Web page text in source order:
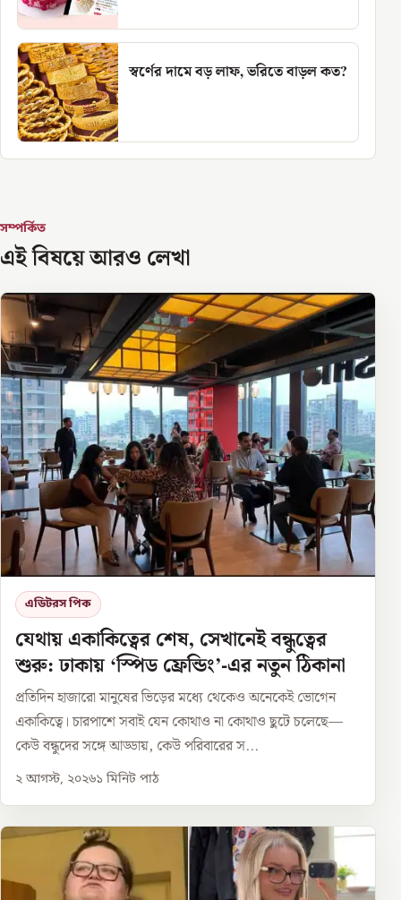
স্বর্ণের দামে বড় লাফ, ভরিতে বাড়ল কত?
সম্পর্কিত
এই বিষয়ে আরও লেখা
এডিটরস পিক
যেথায় একাকিত্বের শেষ, সেখানেই বন্ধুত্বের
শুরু: ঢাকায় ‘স্পিড ফ্রেন্ডিং’-এর নতুন ঠিকানা
প্রতিদিন হাজারো মানুষের ভিড়ের মধ্যে থেকেও অনেকেই ভোগেন
একাকিত্বে। চারপাশে সবাই যেন কোথাও না কোথাও ছুটে চলেছে—
কেউ বন্ধুদের সঙ্গে আড্ডায়, কেউ পরিবারের স...
২ আগস্ট, ২০২৬১ মিনিট পাঠ